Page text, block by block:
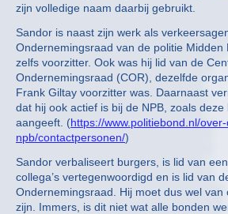
zijn volledige naam daarbij gebruikt.
Sandor is naast zijn werk als
Ondernemingsraad van de politie Midden
zelfs voorzitter. Ook was hij lid van de
Ondernemingsraad (COR), dezelfde
Frank Giltay voorzitter was. Daarnaast
dat hij ook actief is bij de NPB, zoals deze
aangeeft. (https://www.politiebond.nl/
npb/contactpersonen/)
Sandor verbaliseert burgers, is lid van
collega’s vertegenwoordigd en is lid van
Ondernemingsraad. Hij moet dus wel van
zijn. Immers, is dit niet wat alle bonden